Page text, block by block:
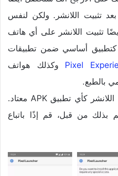
على ميزة Google Feed بعد تثبيت اللانشر. ولكن لنفس
تثبيت اللانشر على أي هاتف
يأتي مع Pixel Launcher كتطبيق أساسي ضمن تطبيقات
وكذلك هواتف
الآن، كل ما عليك هو تثبيت اللانشر كأي تطبيق APK معتاد.
من قبل، قم إذًا باتباع